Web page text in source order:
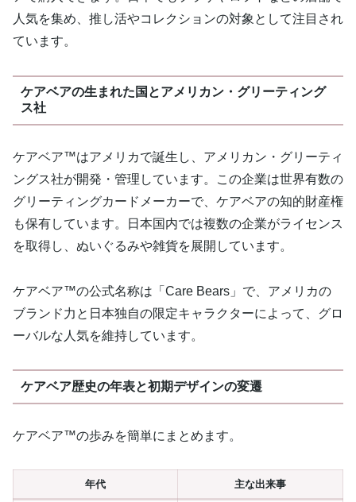
人気を集め、推し活やコレクションの対象として注目され
ています。
ケアベアの生まれた国とアメリカン・グリーティング
ス社
ケアベア™はアメリカで誕生し、アメリカン・グリーティ
ングス社が開発・管理しています。この企業は世界有数の
グリーティングカードメーカーで、ケアベアの知的財産権
も保有しています。日本国内では複数の企業がライセンス
を取得し、ぬいぐるみや雑貨を展開しています。
ケアベア™の公式名称は「Care Bears」で、アメリカの
ブランド力と日本独自の限定キャラクターによって、グロ
ーバルな人気を維持しています。
ケアベア歴史の年表と初期デザインの変遷
ケアベア™の歩みを簡単にまとめます。
年代 主な出来事